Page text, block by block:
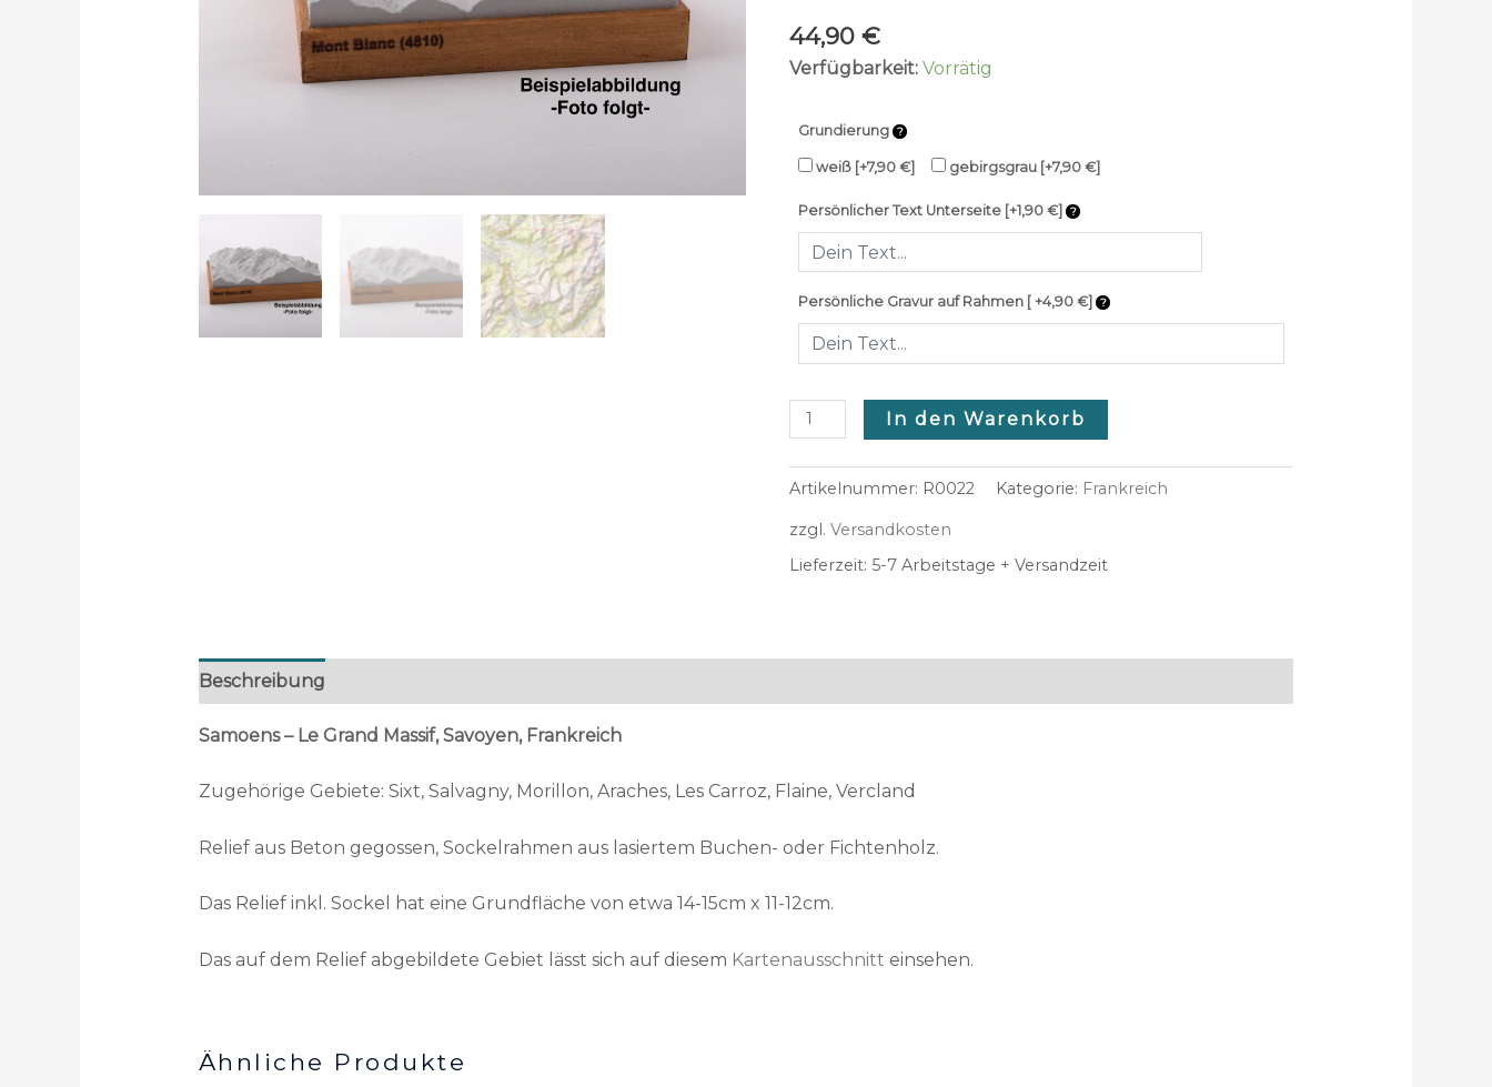
44,90€
Verfügbarkeit: Vorrätig
Grundierung
weiß [+7,90 €] gebirgsgrau [+7,90 €]
Persönlicher Text Unterseite [+1,90 €]
Persönliche Gravur auf Rahmen [ +4,90 €]
In den Warenkorb
Artikelnummer: R0022 Kategorie: Frankreich
zzgl.Versandkosten
Lieferzeit: 5-7 Arbeitstage + Versandzeit
Beschreibung
Samoens – Le Grand Massif, Savoyen, Frankreich
Zugehörige Gebiete: Sixt, Salvagny, Morillon, Araches, Les Carroz, Flaine, Vercland
Relief aus Beton gegossen, Sockelrahmen aus lasiertem Buchen- oder Fichtenholz.
Das Relief inkl. Sockel hat eine Grundfläche von etwa 14-15cm x 11-12cm.
Das auf dem Relief abgebildete Gebiet lässt sich auf diesem Kartenausschnitt einsehen.
Ähnliche Produkte